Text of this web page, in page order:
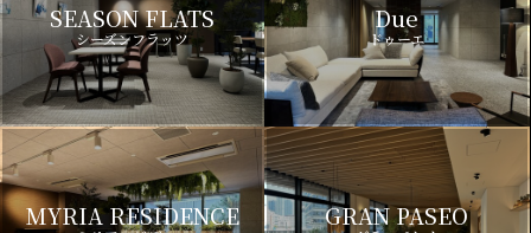
SEASON FLATS
シーズンフラッツ
Due
ドゥーエ
MYRIA RESIDENCE GRAN PASEO